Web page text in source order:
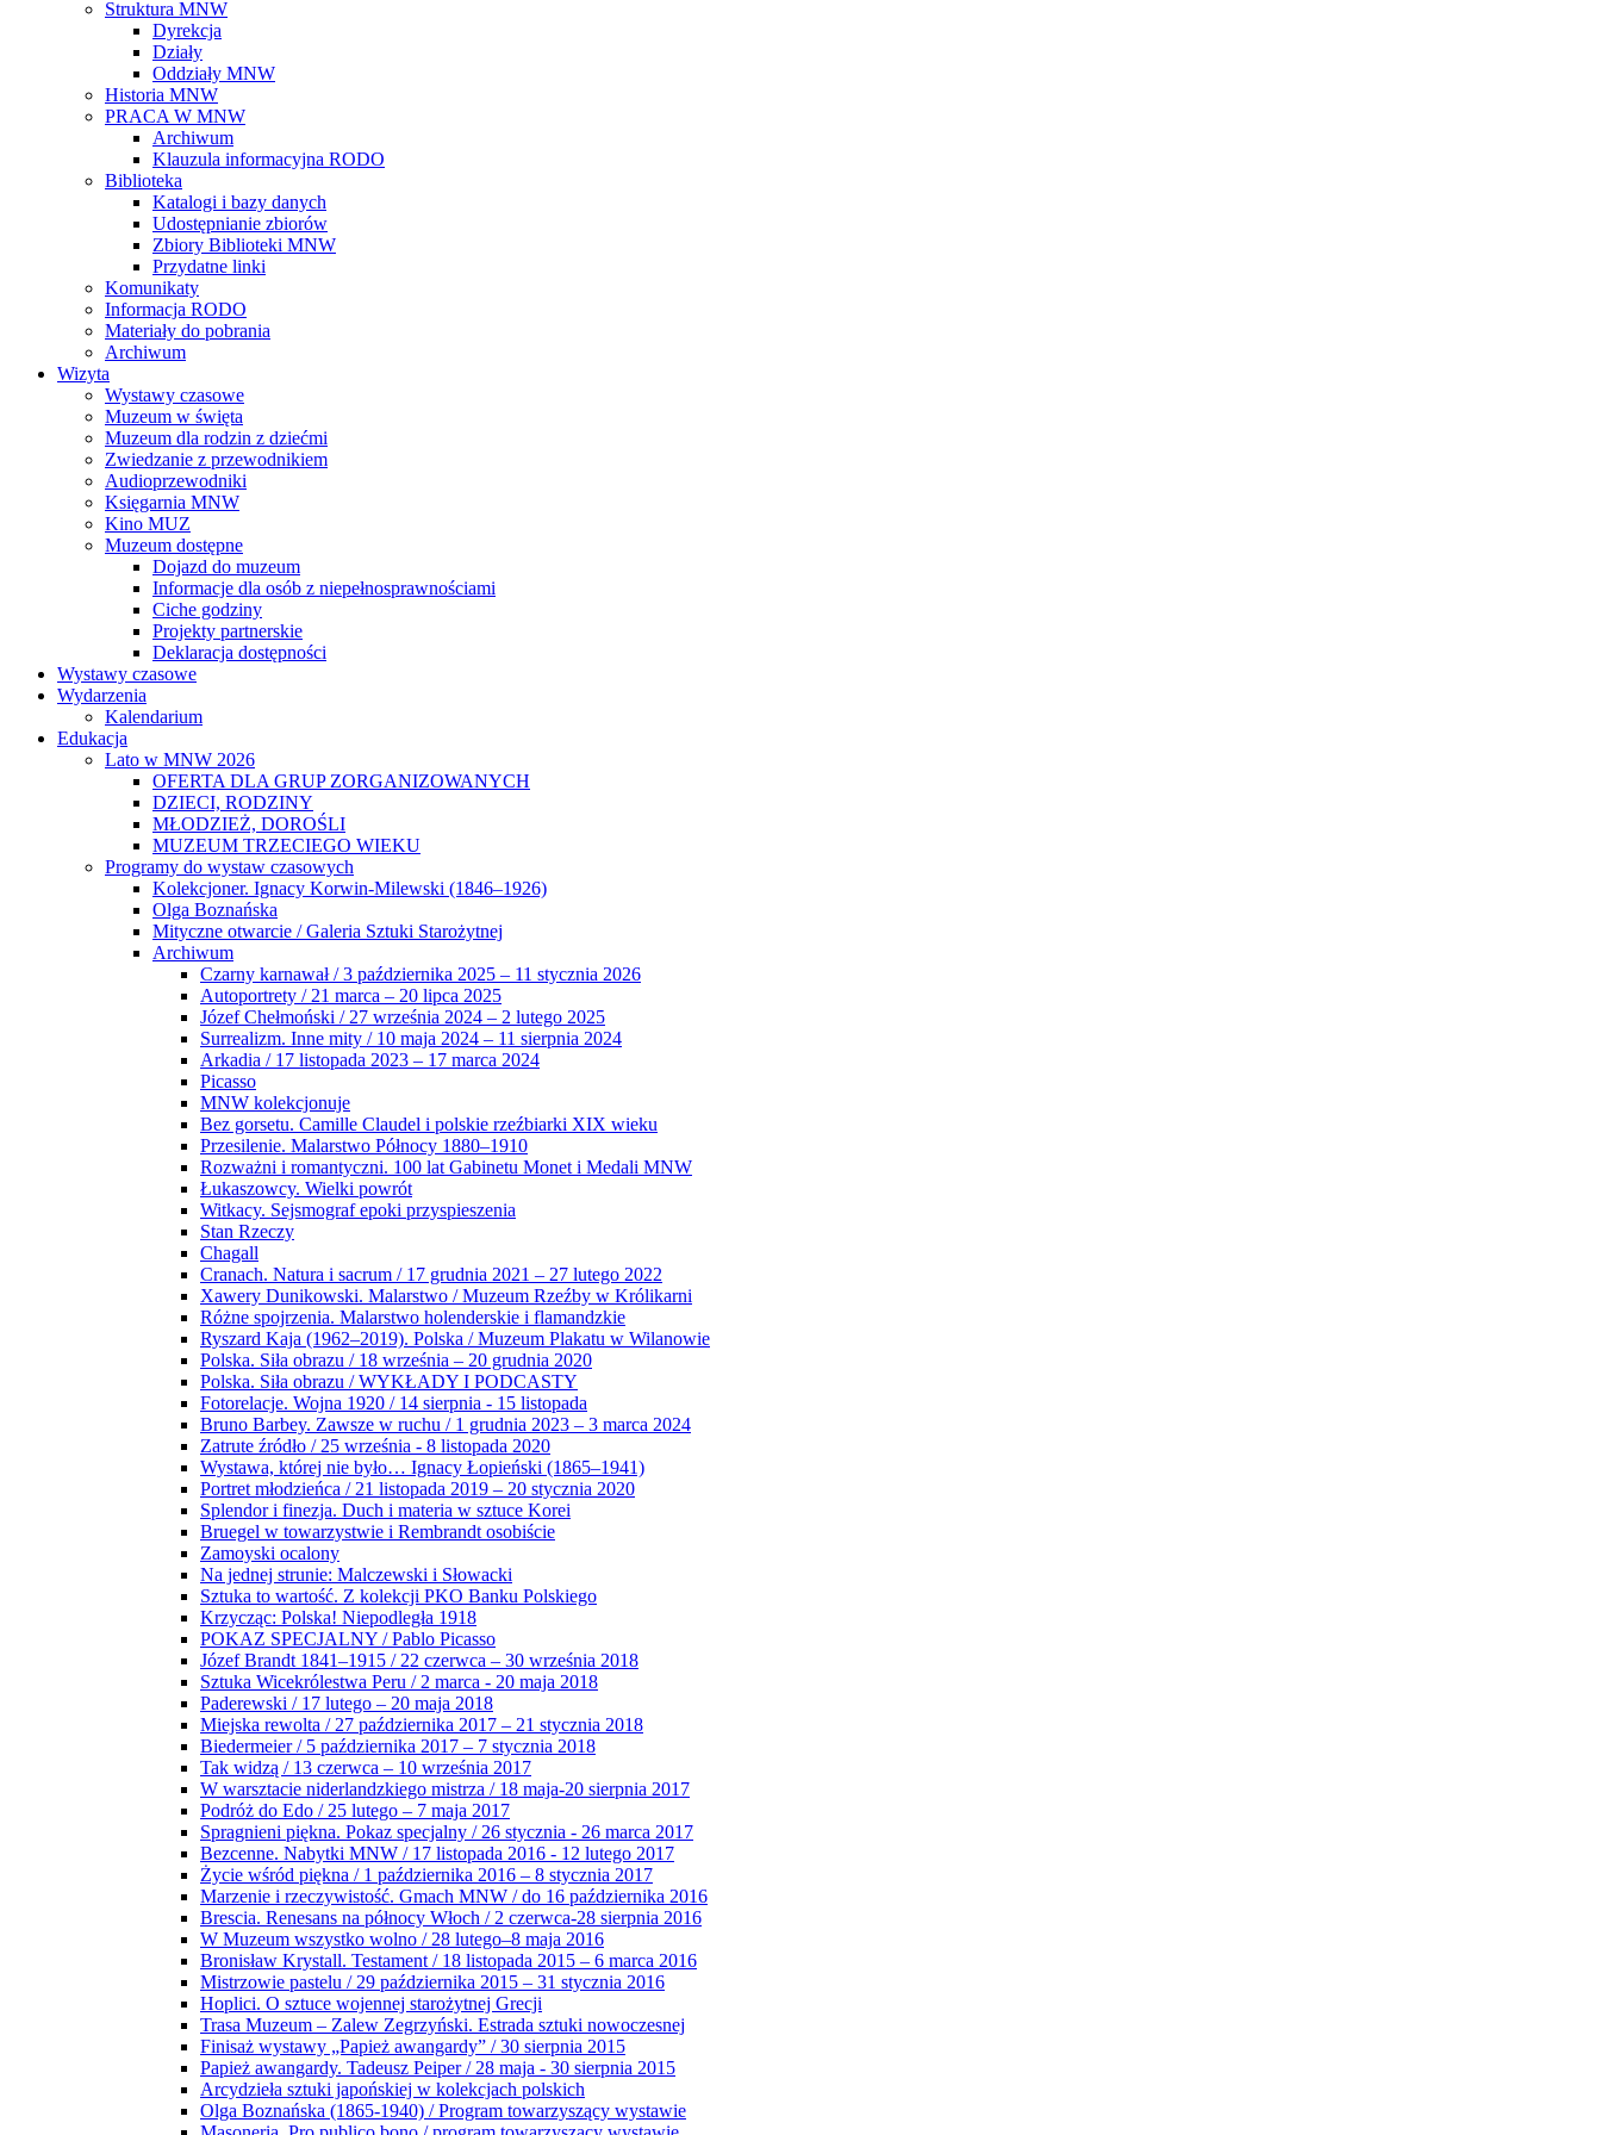
Struktura MNW
Dyrekcja
Działy
Oddziały MNW
Historia MNW
PRACA W MNW
Archiwum
Klauzula informacyjna RODO
Biblioteka
Katalogi i bazy danych
Udostępnianie zbiorów
Zbiory Biblioteki MNW
Przydatne linki
Komunikaty
Informacja RODO
Materiały do pobrania
Archiwum
Wizyta
Wystawy czasowe
Muzeum w święta
Muzeum dla rodzin z dziećmi
Zwiedzanie z przewodnikiem
Audioprzewodniki
Księgarnia MNW
Kino MUZ
Muzeum dostępne
Dojazd do muzeum
Informacje dla osób z niepełnosprawnościami
Ciche godziny
Projekty partnerskie
Deklaracja dostępności
Wystawy czasowe
Wydarzenia
Kalendarium
Edukacja
Lato w MNW 2026
OFERTA DLA GRUP ZORGANIZOWANYCH
DZIECI, RODZINY
MŁODZIEŻ, DOROŚLI
MUZEUM TRZECIEGO WIEKU
Programy do wystaw czasowych
Kolekcjoner. Ignacy Korwin-Milewski (1846–1926)
Olga Boznańska
Mityczne otwarcie / Galeria Sztuki Starożytnej
Archiwum
Czarny karnawał / 3 października 2025 – 11 stycznia 2026
Autoportrety / 21 marca – 20 lipca 2025
Józef Chełmoński / 27 września 2024 – 2 lutego 2025
Surrealizm. Inne mity / 10 maja 2024 – 11 sierpnia 2024
Arkadia / 17 listopada 2023 – 17 marca 2024
Picasso
MNW kolekcjonuje
Bez gorsetu. Camille Claudel i polskie rzeźbiarki XIX wieku
Przesilenie. Malarstwo Północy 1880–1910
Rozważni i romantyczni. 100 lat Gabinetu Monet i Medali MNW
Łukaszowcy. Wielki powrót
Witkacy. Sejsmograf epoki przyspieszenia
Stan Rzeczy
Chagall
Cranach. Natura i sacrum / 17 grudnia 2021 – 27 lutego 2022
Xawery Dunikowski. Malarstwo / Muzeum Rzeźby w Królikarni
Różne spojrzenia. Malarstwo holenderskie i flamandzkie
Ryszard Kaja (1962–2019). Polska / Muzeum Plakatu w Wilanowie
Polska. Siła obrazu / 18 września – 20 grudnia 2020
Polska. Siła obrazu / WYKŁADY I PODCASTY
Fotorelacje. Wojna 1920 / 14 sierpnia - 15 listopada
Bruno Barbey. Zawsze w ruchu / 1 grudnia 2023 – 3 marca 2024
Zatrute źródło / 25 września - 8 listopada 2020
Wystawa, której nie było… Ignacy Łopieński (1865–1941)
Portret młodzieńca / 21 listopada 2019 – 20 stycznia 2020
Splendor i finezja. Duch i materia w sztuce Korei
Bruegel w towarzystwie i Rembrandt osobiście
Zamoyski ocalony
Na jednej strunie: Malczewski i Słowacki
Sztuka to wartość. Z kolekcji PKO Banku Polskiego
Krzycząc: Polska! Niepodległa 1918
POKAZ SPECJALNY / Pablo Picasso
Józef Brandt 1841–1915 / 22 czerwca – 30 września 2018
Sztuka Wicekrólestwa Peru / 2 marca - 20 maja 2018
Paderewski / 17 lutego – 20 maja 2018
Miejska rewolta / 27 października 2017 – 21 stycznia 2018
Biedermeier / 5 października 2017 – 7 stycznia 2018
Tak widzą / 13 czerwca – 10 września 2017
W warsztacie niderlandzkiego mistrza / 18 maja-20 sierpnia 2017
Podróż do Edo / 25 lutego – 7 maja 2017
Spragnieni piękna. Pokaz specjalny / 26 stycznia - 26 marca 2017
Bezcenne. Nabytki MNW / 17 listopada 2016 - 12 lutego 2017
Życie wśród piękna / 1 października 2016 – 8 stycznia 2017
Marzenie i rzeczywistość. Gmach MNW / do 16 października 2016
Brescia. Renesans na północy Włoch / 2 czerwca-28 sierpnia 2016
W Muzeum wszystko wolno / 28 lutego–8 maja 2016
Bronisław Krystall. Testament / 18 listopada 2015 – 6 marca 2016
Mistrzowie pastelu / 29 października 2015 – 31 stycznia 2016
Hoplici. O sztuce wojennej starożytnej Grecji
Trasa Muzeum – Zalew Zegrzyński. Estrada sztuki nowoczesnej
Finisaż wystawy „Papież awangardy” / 30 sierpnia 2015
Papież awangardy. Tadeusz Peiper / 28 maja - 30 sierpnia 2015
Arcydzieła sztuki japońskiej w kolekcjach polskich
Olga Boznańska (1865-1940) / Program towarzyszący wystawie